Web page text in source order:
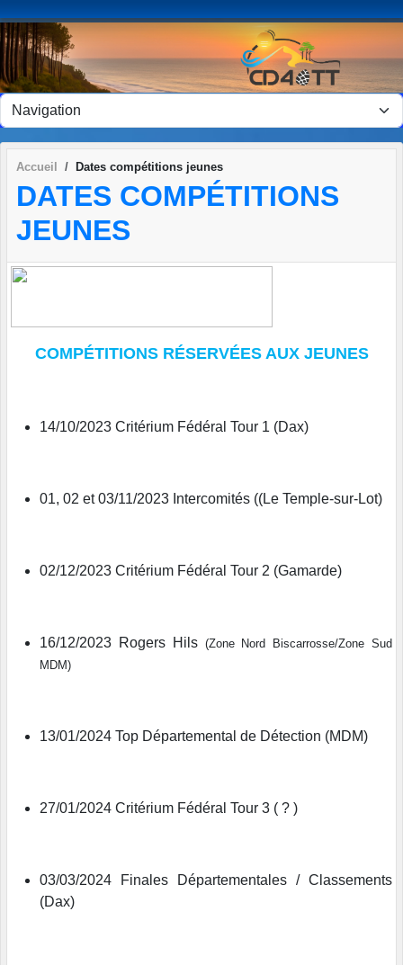
Accueil Dates compétitions jeunes
DATES COMPÉTITIONS
JEUNES
COMPÉTITIONS RÉSERVÉES AUX JEUNES
14/10/2023 Critérium Fédéral Tour 1 (Dax)
01, 02 et 03/11/2023 Intercomités ((Le Temple-sur-Lot)
02/12/2023 Critérium Fédéral Tour 2 (Gamarde)
16/12/2023 Rogers Hils (Zone Nord Biscarrosse/Zone Sud
MDM)
13/01/2024 Top Départemental de Détection (MDM)
27/01/2024 Critérium Fédéral Tour 3 ( ? )
03/03/2024 Finales Départementales / Classements
(Dax)